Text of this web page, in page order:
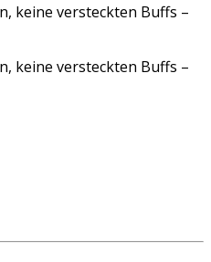
keine versteckten Buffs –
keine versteckten Buffs –